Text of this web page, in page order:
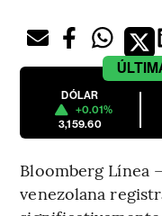
DÓLAR
+0.01%
3,159.60
Bloomberg Línea
venezolana